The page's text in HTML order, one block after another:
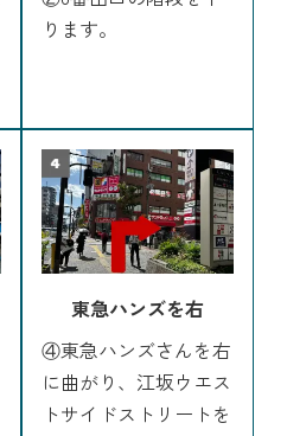
ります。
東急ハンズを右
④東急ハンズさんを右
に曲がり、江坂ウエス
トサイドストリートを